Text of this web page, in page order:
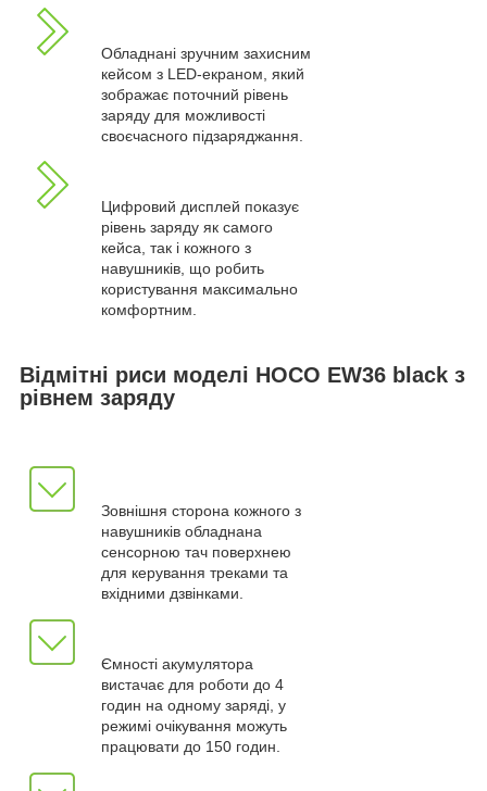
Обладнані зручним захисним
кейсом з LED-екраном, який
зображає поточний рівень
заряду для можливості
своєчасного підзаряджання.
Цифровий дисплей показує
рівень заряду як самого
кейса, так і кожного з
навушників, що робить
користування максимально
комфортним.
Відмітні риси моделі HOCO EW36 black з
рівнем заряду
Зовнішня сторона кожного з
навушників обладнана
сенсорною тач поверхнею
для керування треками та
вхідними дзвінками.
Ємності акумулятора
вистачає для роботи до 4
годин на одному заряді, у
режимі очікування можуть
працювати до 150 годин.